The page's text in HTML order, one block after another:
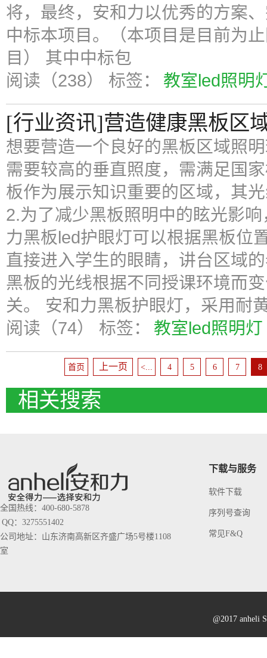
将，最终，安和力以优秀的方案
中标本项目。（本项目是目前为
目） 其中中标包
阅读（238） 标签： 教室led照明
[行业资讯]营造健康黑板区
想要营造一个良好的黑板区域照
需要较高的垂直照度，需满足国
板作为展示知识重要的区域，其
2.为了减少黑板照明中的眩光影
力黑板led护眼灯可以根据黑板位
直接进入学生的眼睛，讲台区域
黑板的光线根据不同授课环境而
关。 安和力黑板护眼灯，采用耐
阅读（74） 标签： 教室led照明灯
首页 上一页 <... 4 5 6 7 8
相关搜索
全国热线：400-680-5878
QQ：3275551402
公司地址：山东济南高新区齐盛广场5号楼1108
室
下载与服务
软件下载
序列号查询
常见F&Q
@2017 anheli